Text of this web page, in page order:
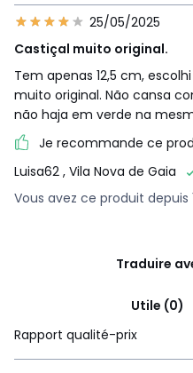
25/05/2025
Castiçal muito original.
Tem apenas 12,5 cm,
muito original. Não cansa
não haja em verde na
Je recommande ce
Luisa62 , Vila Nova de Gaia
Vous avez ce produit depuis
Traduire
Utile (0)
Rapport qualité-prix